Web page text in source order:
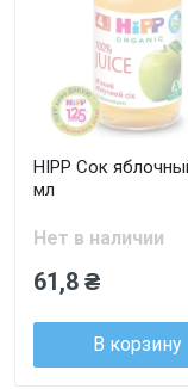
HIPP Сок
мл
Нет в наличии
61,8 ₴
В корзину